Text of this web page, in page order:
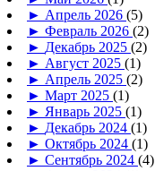
► Апрель 2026 (5)
► Февраль 2026 (2)
► Декабрь 2025 (2)
► Август 2025 (1)
► Апрель 2025 (2)
► Март 2025 (1)
► Январь 2025 (1)
► Декабрь 2024 (1)
► Октябрь 2024 (1)
► Сентябрь 2024 (4)